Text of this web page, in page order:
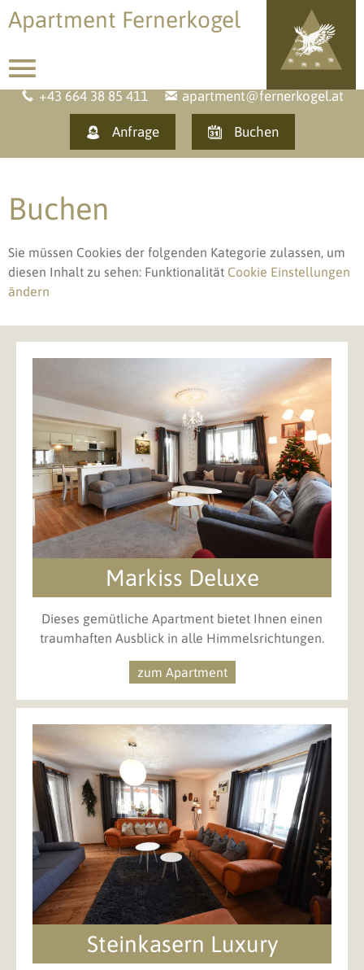
Apartment Fernerkogel
+43 664 38 85 411 apartment@fernerkogel.at
Anfrage Buchen
Buchen
Sie müssen Cookies der folgenden Kategorie zulassen, um
diesen Inhalt zu sehen: Funktionalität Cookie Einstellungen
ändern
Markiss Deluxe
Dieses gemütliche Apartment bietet Ihnen einen
traumhaften Ausblick in alle Himmelsrichtungen.
zum Apartment
Steinkasern Luxury